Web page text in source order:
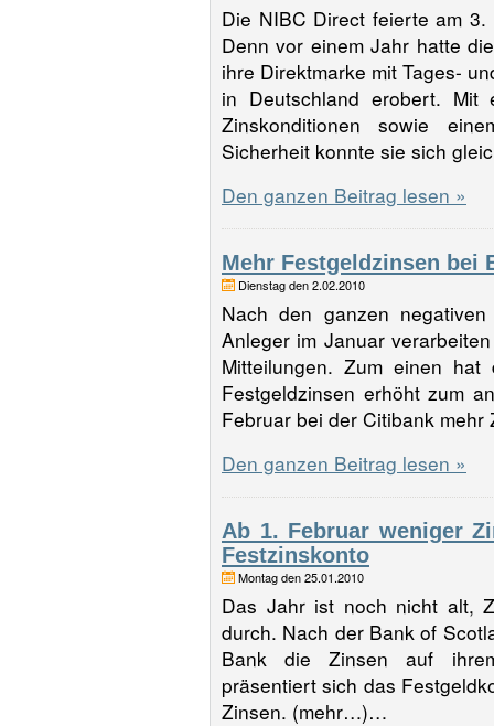
Die NIBC Direct feierte am
Denn vor einem Jahr hatte
ihre Direktmarke mit Tages-
in Deutschland erobert. Mit
Zinskonditionen sowie
Sicherheit konnte sie sich
Den ganzen Beitrag lesen »
Mehr Festgeldzinsen bei
Dienstag den 2.02.2010
Nach den ganzen
Anleger im Januar
Mitteilungen. Zum einen
Festgeldzinsen erhöht zum
Februar bei der Citibank
Den ganzen Beitrag lesen »
Ab 1. Februar weniger
Festzinskonto
Montag den 25.01.2010
Das Jahr ist noch nicht alt,
durch. Nach der Bank of
Bank die Zinsen auf
präsentiert sich das
Zinsen. (mehr…)…